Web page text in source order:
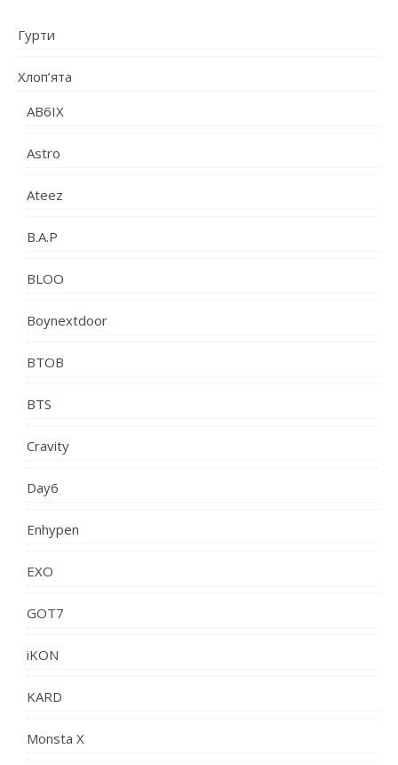
Гурти
Хлоп’ята
AB6IX
Astro
Ateez
B.A.P
BLOO
Boynextdoor
BTOB
BTS
Cravity
Day6
Enhypen
EXO
GOT7
iKON
KARD
Monsta X